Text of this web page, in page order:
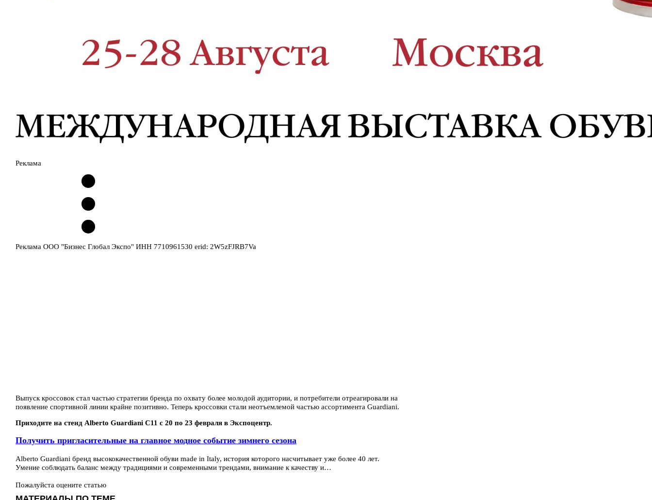
Реклама
Реклама ООО "Бизнес Глобал Экспо" ИНН 7710961530 erid: 2W5zFJRB7Va
Выпуск кроссовок стал частью стратегии бренда по охвату более молодой аудитории, и потребители отреагировали на
появление спортивной линии крайне позитивно. Теперь кроссовки стали неотъемлемой частью ассортимента Guardiani.
Приходите на стенд Alberto Guardiani С11 с 20 по 23 февраля в Экспоцентр.
Получить пригласительные на главное модное событие зимнего сезона
Alberto Guardiani бренд высококачественной обуви made in Italy, история которого насчитывает уже более 40 лет.
Умение соблюдать баланс между традициями и современными трендами, внимание к качеству и…
Пожалуйста оцените статью